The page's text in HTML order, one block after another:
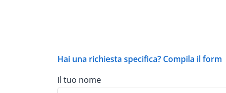
Hai una richiesta specifica? Compila il form
Il tuo nome